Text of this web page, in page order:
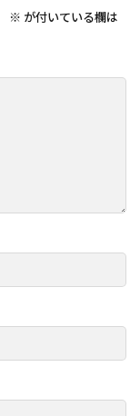
※ が付いている欄は